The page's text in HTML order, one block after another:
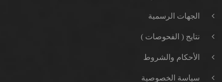
الجهات الرسمية
نتايج ( الفحوصات )
الأحكام والشروط
سياسة الخصوصية